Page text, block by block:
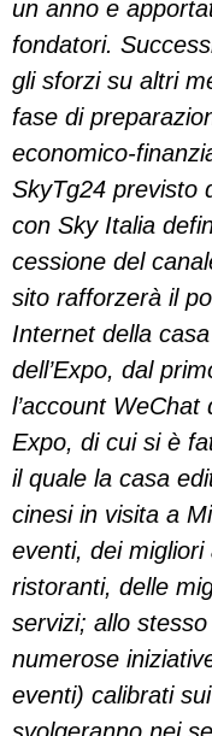
un anno e
fondatori.
gli sforzi su altri
fase di
economico-
SkyTg24 previsto
con Sky Italia
cessione del
sito rafforzerà il
Internet della
dell’Expo, dal
l’account
Expo, di cui si è
il quale la casa
cinesi in visita a
eventi, dei
ristoranti, delle
servizi; allo
numerose
eventi) calibrati